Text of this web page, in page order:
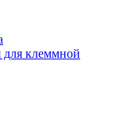
для клеммной